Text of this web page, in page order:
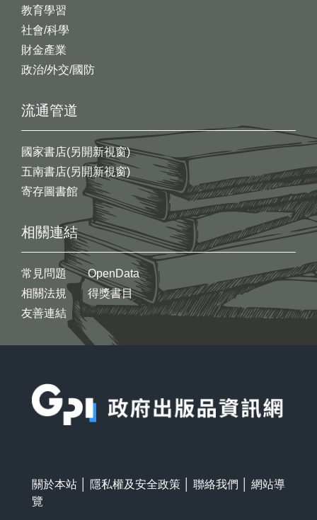
教育學習
社會/科學
財金產業
政治/外交/國防
流通管道
國家書店(另開新視窗)
五南書店(另開新視窗)
寄存圖書館
相關連結
常見問題
相關法規
友善連結
OpenData
得獎書目
關於本站 隱私權及安全政策 聯絡我們
網站導
覽